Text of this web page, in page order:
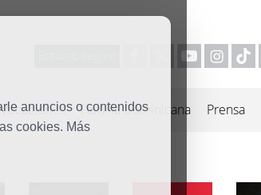
anuncios o contenidos
cookies. Más
Vocaciones Familia Dominicana Prensa